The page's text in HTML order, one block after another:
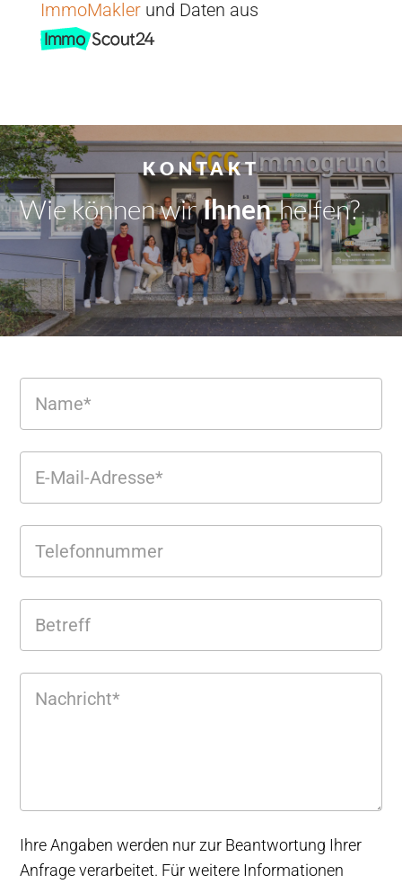
ImmoMaklerund Daten aus
KONTAKT
Wie können wirDir|helfen?
Ihre Angaben werden nur zur Beantwortung Ihrer
Anfrage verarbeitet. Für weitere Informationen